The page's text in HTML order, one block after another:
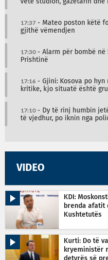
17:37 - Mateo poston këtë
gjithë vëmendjen
17:30- Alarm për bombë në
Prishtinë
17:16 - Gjini: Kosova po
kritike, kjo situatë është
17:10- Dy të rinj humbin
të vjedhur, po iknin nga
VIDEO
KDI:
brenda afatit
Kushtetutës
Kurti: Do të
kryeministër
detyrës së